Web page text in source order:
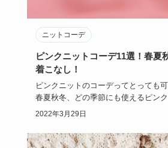
ニットコーデ
ピンクニットコーデ11選！春夏
着こなし！
ピンクニットのコーデってとっても可
春夏秋冬、どの季節にも使えるピン
濃いピンク、シ…
2022年3月29日